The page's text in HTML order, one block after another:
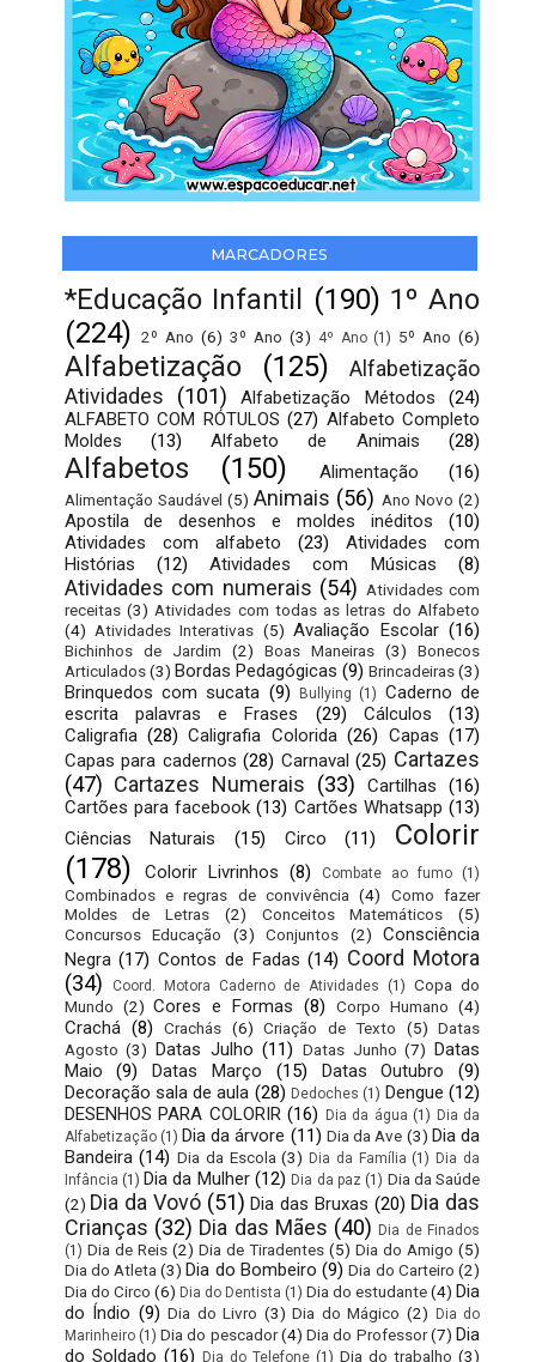
MARCADORES
*Educação Infantil (190) 1º Ano
(224) 2º Ano (6) 3º Ano (3) 4º Ano (1) 5º Ano (6)
Alfabetização (125)
Alfabetização
Atividades
(101) Alfabetização Métodos
(24)
ALFABETO COM RÓTULOS (27) Alfabeto Completo
Moldes
(13) Alfabeto de Animais (28)
Alfabetos (150) Alimentação (16)
Alimentação Saudável (5) Animais (56) Ano Novo (2)
Apostila de desenhos e moldes inéditos
(10)
Atividades com alfabeto
(23)
Atividades com
Histórias
(12) Atividades com Músicas (8)
Atividades com numerais (54) Atividades com
receitas (3) Atividades com todas as letras do Alfabeto
(4) Atividades Interativas (5) Avaliação Escolar (16)
Bichinhos de Jardim (2) Boas Maneiras (3)
Bonecos
Articulados (3) Bordas Pedagógicas (9) Brincadeiras(3)
Brinquedos com sucata (9) Bullying (1) Caderno de
escrita palavras e Frases
(29) Cálculos
(13)
Caligrafia (28) Caligrafia Colorida (26) Capas (17)
Capas para cadernos (28) Carnaval (25) Cartazes
(47) Cartazes Numerais (33) Cartilhas
(16)
Cartões para facebook (13) Cartões Whatsapp (13)
Ciências Naturais
(15) Circo (11)
Colorir
(178)
Colorir Livrinhos (8) Combate ao fumo (1)
Combinados e regras de convivência (4)
Como fazer
Moldes de Letras
(2) Conceitos Matemáticos
(5)
Concursos Educação
(3) Conjuntos (2)
Consciência
Negra (17) Contos de Fadas (14) Coord Motora
(34)
Coord. Motora Caderno de Atividades (1) Copa do
Mundo (2) Cores e Formas (8) Corpo Humano (4)
Crachá (8) Crachás (6) Criação de Texto (5) Datas
Agosto (3) Datas Julho (11) Datas Junho (7)
Datas
Maio
(9) Datas Março (15) Datas Outubro
(9)
Decoração sala de aula (28) Dedoches (1) Dengue (12)
DESENHOS PARA COLORIR (16) Dia da água (1) Dia da
Alfabetização (1) Dia da árvore (11) Dia da Ave (3) Dia da
Bandeira (14) Dia da Escola (3) Dia da Família (1) Dia da
Infância (1) Dia da Mulher (12) Dia da paz (1) Dia da Saúde
(2) Dia da Vovó (51) Dia das Bruxas (20) Dia das
Crianças (32) Dia das Mães (40) Dia de Finados
(1) Dia de Reis (2) Dia de Tiradentes (5) Dia do Amigo (5)
Dia do Atleta (3) Dia do Bombeiro (9) Dia do Carteiro (2)
Dia do Circo (6) Dia do Dentista (1) Dia do estudante(4) Dia
do Índio (9) Dia do Livro (3) Dia do Mágico (2)
Dia do
Marinheiro (1) Dia do pescador (4) Dia do Professor (7) Dia
do Soldado (16) Dia do Telefone (1) Dia do trabalho (3)